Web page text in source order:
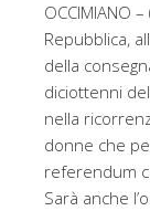
OCCIMIANO
Repubblica,
della
diciottenni
nella
donne che
referendum
Sarà anche